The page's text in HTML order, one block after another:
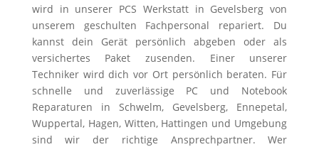
wird in unserer PCS Werkstatt in Gevelsberg von
unserem geschulten Fachpersonal repariert. Du
kannst dein Gerät persönlich abgeben oder als
versichertes Paket zusenden. Einer unserer
Techniker wird dich vor Ort persönlich beraten. Für
schnelle und zuverlässige PC und Notebook
Reparaturen in Schwelm, Gevelsberg, Ennepetal,
Wuppertal, Hagen, Witten, Hattingen und Umgebung
sind wir der richtige Ansprechpartner. Wer